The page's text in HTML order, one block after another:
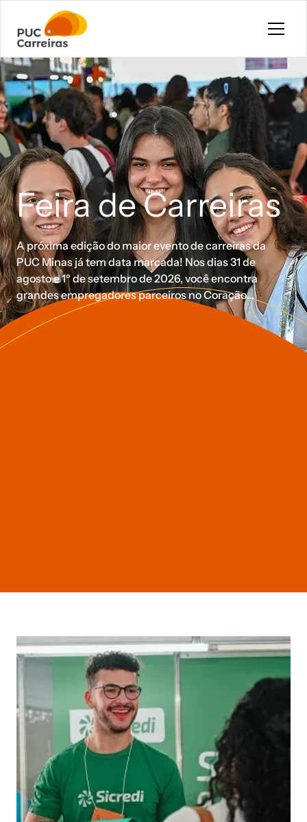
Pular para o conteúdo principal
Feira de Carreiras
A próxima edição do maior evento de carreiras da
PUC Minas já tem data marcada! Nos dias 31 de
agosto e 1º de setembro de 2026, você encontra
grandes empregadores parceiros no Coração
Eucarístico.